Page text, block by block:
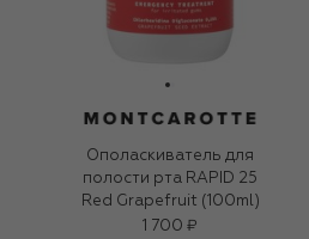
Ополаскиватель для
полости рта RAPID 25
Red Grapefruit (100ml)
1 700 ₽